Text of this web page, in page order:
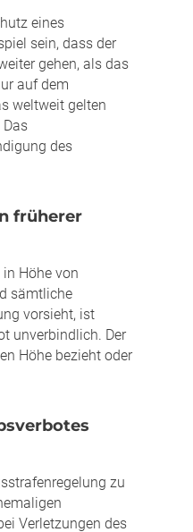
eines
sein, dass der
gehen, als das
auf dem
weltweit gelten
des
früherer
Höhe von
sämtliche
vorsieht, ist
unverbindlich. Der
Höhe bezieht oder
zu
Verletzungen des